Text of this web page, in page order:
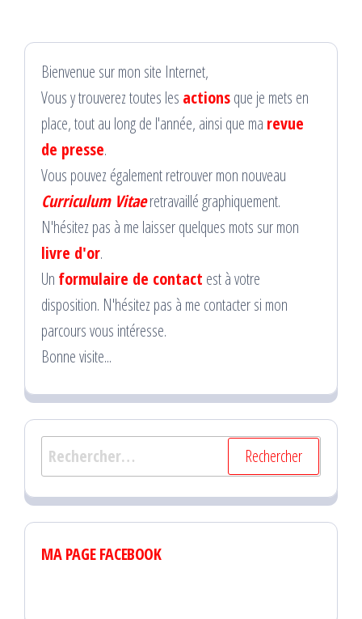
Bienvenue sur mon site Internet,
Vous y trouverez toutes les actionsque je mets en
place, tout au long de l'année, ainsi que ma revue
de presse.
Vous pouvez également retrouver mon nouveau
Curriculum Vitaeretravaillé graphiquement.
N'hésitez pas à me laisser quelques mots sur mon
livre d'or.
Un formulaire de contact est à votre
disposition. N'hésitez pas à me contacter si mon
parcours vous intéresse.
Bonne visite...
Rechercher :
MA PAGE FACEBOOK